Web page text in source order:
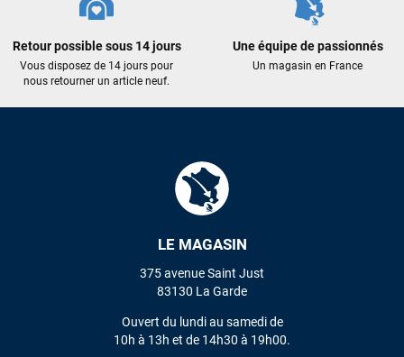
Retour possible sous 14 jours
Vous disposez de 14 jours pour
nous retourner un article neuf.
Une équipe de passionnés
Un magasin en France
LE MAGASIN
375 avenue Saint Just
83130 La Garde
Ouvert du lundi au samedi de
10h à 13h et de 14h30 à 19h00.
recommande vivement ce magasin pour son
encore pour cette severne dyno !
J'ai acheté une voile d'occasion depuis Tahiti. Super service.
L'envoi a été rapide. La voile est arrivée en super état.